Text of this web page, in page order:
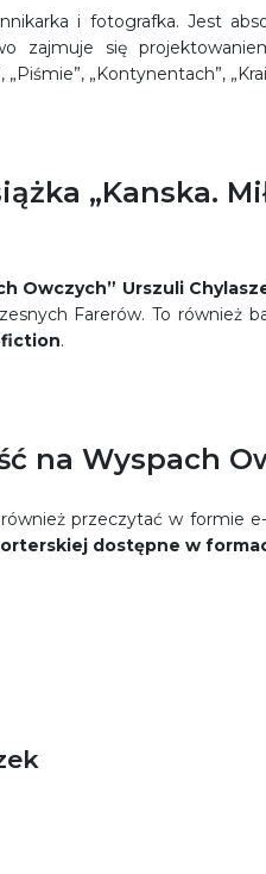
i fotografka. Jest
zajmuje się
„Kontynentach”,
„Kanska.
Owczych” Urszuli
Farerów. To również
.
na Wyspach
przeczytać w formie
dostępne w